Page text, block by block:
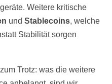
Weitere kritische
und Stablecoins, welche
Stabilität sorgen
Trotz: was die weitere